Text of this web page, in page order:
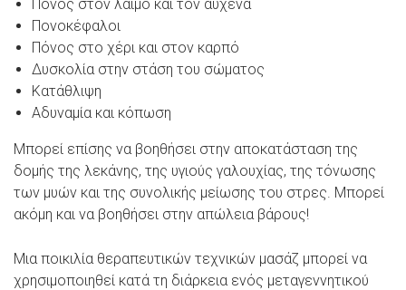
Πόνος στον λαιμό και τον αυχένα
Πονοκέφαλοι
Πόνος στο χέρι και στον καρπό
Δυσκολία στην στάση του σώματος
Κατάθλιψη
Αδυναμία και κόπωση
Μπορεί επίσης να βοηθήσει στην αποκατάσταση της
δομής της λεκάνης, της υγιούς γαλουχίας, της τόνωσης
των μυών και της συνολικής μείωσης του στρες. Μπορεί
ακόμη και να βοηθήσει στην απώλεια βάρους!
Μια ποικιλία θεραπευτικών τεχνικών μασάζ μπορεί να
χρησιμοποιηθεί κατά τη διάρκεια ενός μεταγεννητικού